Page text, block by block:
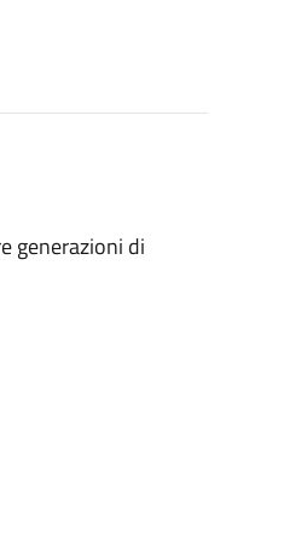
generazioni di